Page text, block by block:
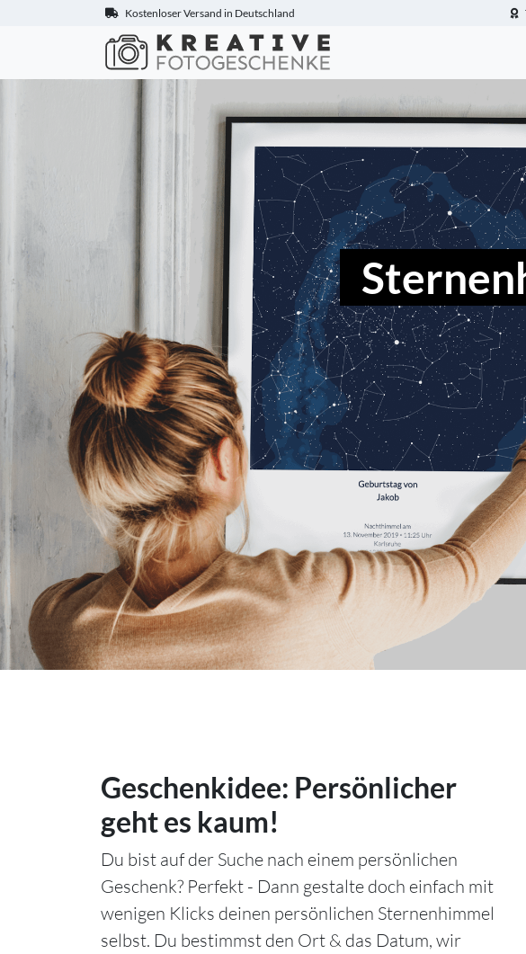
Kostenloser Versand in Deutschland
Kreative-
Geschenkidee: Persönlicher
geht es kaum!
Du bist auf der Suche nach einem persönlichen
Geschenk? Perfekt - Dann gestalte doch einfach mit
wenigen Klicks deinen persönlichen Sternenhimmel
selbst. Du bestimmst den Ort & das Datum, wir